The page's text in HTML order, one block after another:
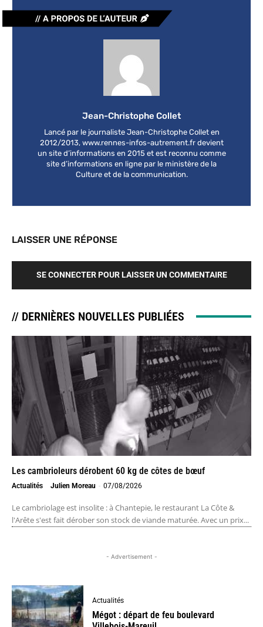
Jean-Christophe Collet
Lancé par le journaliste Jean-Christophe Collet en
2012/2013, www.rennes-infos-autrement.fr devient
un site d’informations en 2015 et est reconnu comme
site d’informations en ligne par le ministère de la
Culture et de la communication.
LAISSER UNE RÉPONSE
SE CONNECTER POUR LAISSER UN COMMENTAIRE
// DERNIÈRES NOUVELLES PUBLIÉES
Les cambrioleurs dérobent 60 kg de côtes de bœuf
Actualités Julien Moreau - 07/08/2026
Le cambriolage est insolite : à Chantepie, le restaurant La Côte &
l'Arête s'est fait dérober son stock de viande maturée. Avec un prix...
- Advertisement -
Actualités
Mégot : départ de feu boulevard